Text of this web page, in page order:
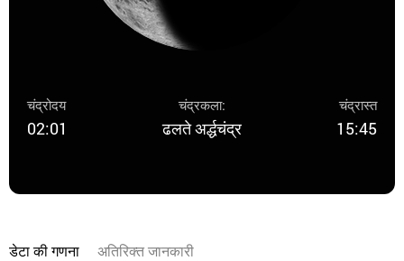
चंद्रोदय
02:01
चंद्रकला:
ढलते अर्द्धचंद्र
चंद्रास्त
15:45
डेटा की गणना अतिरिक्त जानकारी